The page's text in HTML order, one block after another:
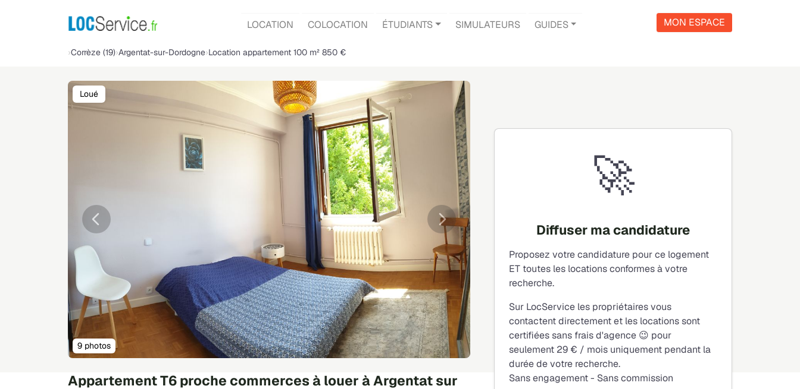
LOCATION COLOCATION ÉTUDIANTS SIMULATEURS GUIDES MON ESPACE
Corrèze (19) Argentat-sur-Dordogne Location appartement 100 m² 850 €
Appartement T6 proche commerces à louer à Argentat sur
Précédente Suivante
9 photos
Loué
🚀
Diffuser ma candidature
Proposez votre candidature pour ce logement
ET toutes les locations conformes à votre
recherche.
Sur LocService les propriétaires vous
contactent directement et les locations sont
certifiées sans frais d'agence 😉 pour
seulement 29 € / mois uniquement pendant la
durée de votre recherche.
Sans engagement - Sans commission